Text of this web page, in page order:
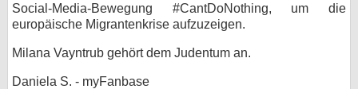
Social-Media-Bewegung #CantDoNothing, um die
europäische Migrantenkrise aufzuzeigen.
Milana Vayntrub gehört dem Judentum an.
Daniela S. - myFanbase